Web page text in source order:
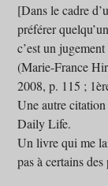
[Dans le cadre
préférer
c’est un
(Marie-France
2008, p. 115 ;
Une autre
Daily Life.
Un livre qui me
pas à certains